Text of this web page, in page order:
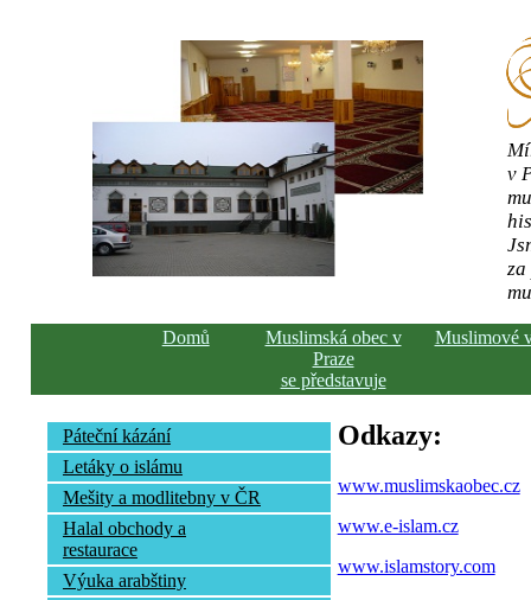
v
Domů
Muslimská obec v
Praze
se představuje
Muslimové
Páteční kázání
Letáky o islámu
Mešity a modlitebny v ČR
Halal obchody a
restaurace
Výuka arabštiny
Odkazy:
www.muslimskaobec.cz
www.e-islam.cz
www.islamstory.com